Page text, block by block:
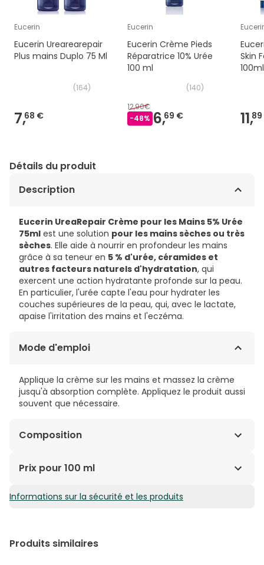
Eucerin
Eucerin Urearearepair
Plus mains Duplo 75 Ml
(164)
7,68 €
Eucerin
Eucerin Crème Pieds
Réparatrice 10% Urée
100 ml
(140)
12,90€
-48% 6,69 €
Skin
11,
Détails du produit
Description
Eucerin UreaRepair Crème pour les Mains 5% Urée
75ml est une solution pour les mains sèches ou très
sèches. Elle aide à nourrir en profondeur les mains
grâce à sa teneur en 5 % d'urée, céramides et
autres facteurs naturels d'hydratation, qui
exercent une action hydratante profonde sur la peau.
En particulier, l'urée capte l'eau pour hydrater les
couches supérieures de la peau, qui, avec le lactate,
apaise l'irritation des mains et l'eczéma.
Mode d'emploi
Applique la crème sur les mains et massez la crème
jusqu'à absorption complète. Appliquez le produit aussi
souvent que nécessaire.
Composition
Aqua. Glycerin . Urea. Glyceryl Stearate. Stearyl Alcohol.
Dimethicone. PEG-40 Stearate. Aluminum Starch
Octenylsuccinate. Lactic Acid. Phenoxyethanol.
hydro-fixateurs.
Prix pour 100 ml
8,67€ / 100 ml
Informations sur la sécurité et les produits
Produits similaires